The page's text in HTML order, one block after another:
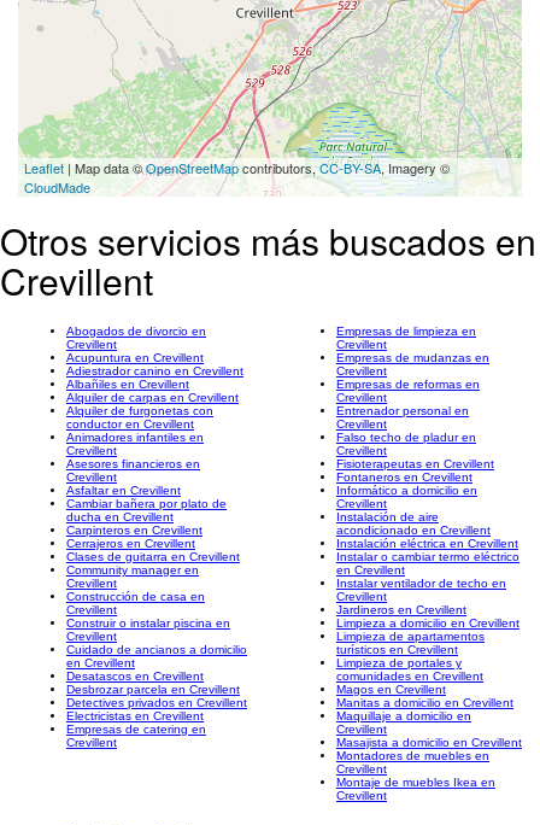
Leaflet | Map data ©OpenStreetMapcontributors,CC-BY-SA, Imagery ©
CloudMade
Otros servicios más buscados en
Crevillent
Abogados de divorcio en
Crevillent
Acupuntura en Crevillent
Adiestrador canino en Crevillent
Albañiles en Crevillent
Alquiler de carpas en Crevillent
Alquiler de furgonetas con
conductor en Crevillent
Animadores infantiles en
Crevillent
Asesores financieros en
Crevillent
Asfaltar en Crevillent
Cambiar bañera por plato de
ducha en Crevillent
Carpinteros en Crevillent
Cerrajeros en Crevillent
Clases de guitarra en Crevillent
Community manager en
Crevillent
Construcción de casa en
Crevillent
Construir o instalar piscina en
Crevillent
Cuidado de ancianos a domicilio
en Crevillent
Desatascos en Crevillent
Desbrozar parcela en Crevillent
Detectives privados en Crevillent
Electricistas en Crevillent
Empresas de catering en
Crevillent
Empresas de limpieza en
Crevillent
Empresas de mudanzas en
Crevillent
Empresas de reformas en
Crevillent
Entrenador personal en
Crevillent
Falso techo de pladur en
Crevillent
Fisioterapeutas en Crevillent
Fontaneros en Crevillent
Informático a domicilio en
Crevillent
Instalación de aire
acondicionado en Crevillent
Instalación eléctrica en Crevillent
Instalar o cambiar termo eléctrico
en Crevillent
Instalar ventilador de techo en
Crevillent
Jardineros en Crevillent
Limpieza a domicilio en Crevillent
Limpieza de apartamentos
turísticos en Crevillent
Limpieza de portales y
comunidades en Crevillent
Magos en Crevillent
Manitas a domicilio en Crevillent
Maquillaje a domicilio en
Crevillent
Masajista a domicilio en Crevillent
Montadores de muebles en
Crevillent
Montaje de muebles Ikea en
Crevillent